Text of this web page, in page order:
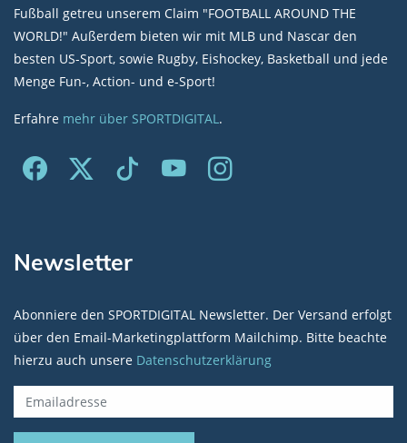
Fußball getreu unserem Claim "FOOTBALL AROUND THE
WORLD!" Außerdem bieten wir mit MLB und Nascar den
besten US-Sport, sowie Rugby, Eishockey, Basketball und jede
Menge Fun-, Action- und e-Sport!
Erfahre mehr über SPORTDIGITAL.
Newsletter
Abonniere den SPORTDIGITAL Newsletter. Der Versand erfolgt
über den Email-Marketingplattform Mailchimp. Bitte beachte
hierzu auch unsere Datenschutzerklärung